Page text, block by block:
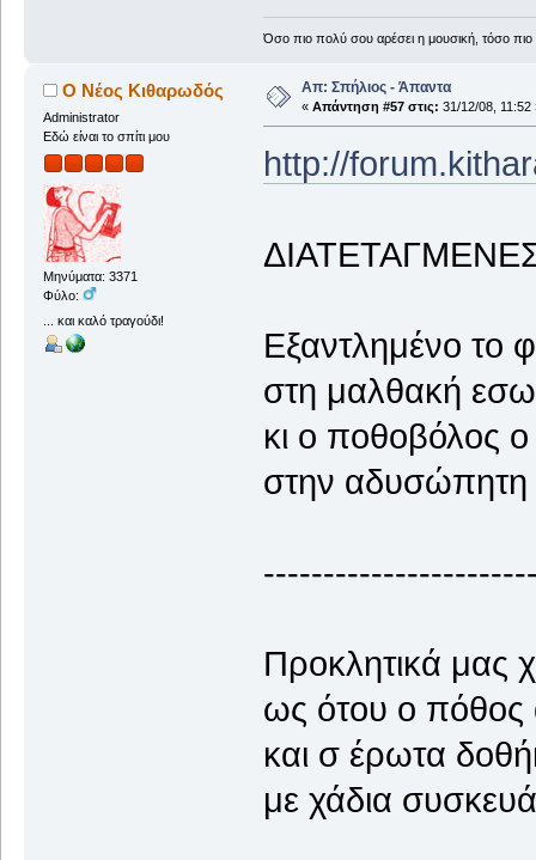
Όσο πιο πολύ σου αρέσει η μουσική, τόσο
Ο Νέος Κιθαρωδός
Administrator
Εδώ είναι το σπίτι μου
Μηνύματα: 3371
Φύλο:
... και καλό τραγούδι!
Απ: Σπήλιος - Άπαντα
« Απάντηση #57 στις: 31/12/08, 11:52
http://
Εξαντλημένο το
στη μαλθακή
κι ο ποθοβόλος
στην αδυσώπητη
Προκλητικά μας
ως ότου ο πόθος
και σ έρωτα
με χάδια